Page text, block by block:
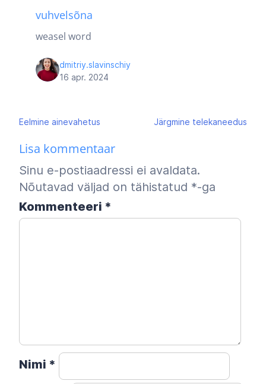
vuhvelsõna
weasel word
dmitriy.slavinschiy
16 apr. 2024
Navigeerimine
Eelmine ainevahetus Järgmine telekaneedus
Lisa kommentaar
Sinu e-postiaadressi ei avaldata.
Nõutavad väljad on tähistatud *-ga
Kommenteeri *
Nimi *